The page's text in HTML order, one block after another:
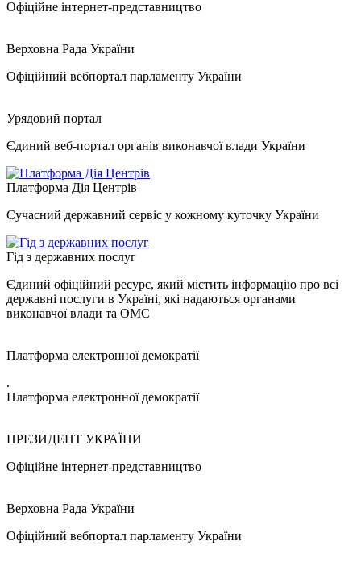
Офіційне інтернет-представництво
Верховна Рада України
Офіційний вебпортал парламенту України
Урядовий портал
Єдиний веб-портал органів виконавчої влади України
Платформа Дія Центрів
Сучасний державний сервіс у кожному куточку України
Гід з державних послуг
Єдиний офіційний ресурс, який містить інформацію про всі
державні послуги в Україні, які надаються органами
виконавчої влади та ОМС
Платформа електронної демократії
.
Платформа електронної демократії
ПРЕЗИДЕНТ УКРАЇНИ
Офіційне інтернет-представництво
Верховна Рада України
Офіційний вебпортал парламенту України